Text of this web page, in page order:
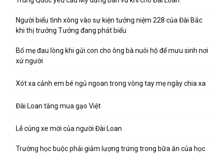
Người biểu tình xông vào sự kiện tưởng niệm 228 của Đài Bắc
khi thị trưởng Tưởng đang phát biểu
Bố mẹ đau lòng khi gửi con cho ông bà nuôi hộ để mưu sinh nơi
xứ người
Xót xa cảnh em bé ngủ ngoan trong vòng tay mẹ ngày chia xa
Đài Loan tăng mua gạo Việt
Lễ cúng xe mới của người Đài Loan
Trường học buộc phải giảm lượng trứng trong bữa ăn của học